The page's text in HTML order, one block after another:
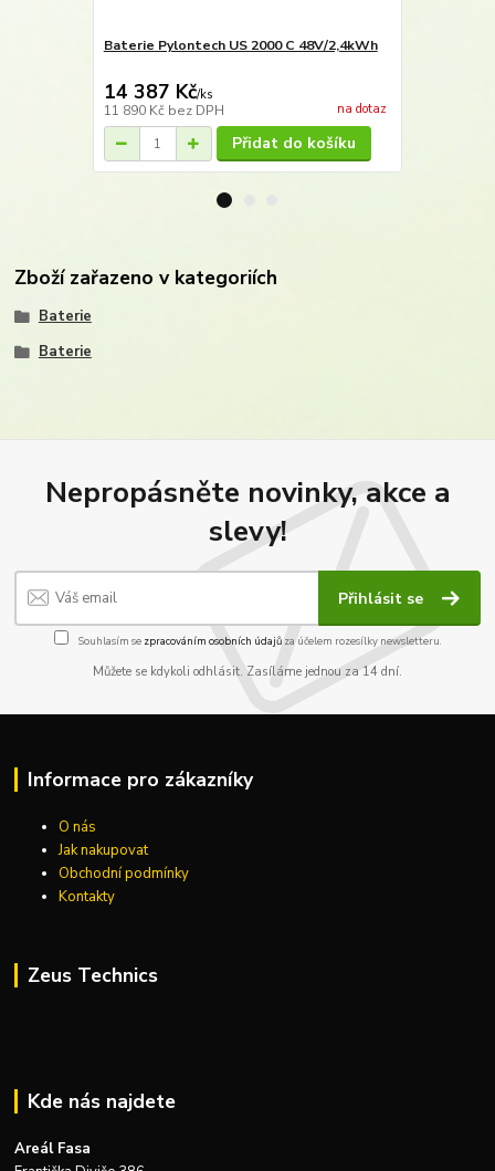
Baterie Pylontech US 2000 C 48V/2,4kWh
14 387 Kč/ks
11 890 Kč bez DPH na dotaz
Přidat do košíku
Zboží zařazeno v kategoriích
Baterie
Baterie
Nepropásněte novinky, akce a
slevy!
Přihlásit se
Souhlasím se zpracováním osobních údajůza účelem rozesílky newsletteru.
Můžete se kdykoli odhlásit. Zasíláme jednou za 14 dní.
Informace pro zákazníky
O nás
Jak nakupovat
Obchodní podmínky
Kontakty
Zeus Technics
Kde nás najdete
Areál Fasa